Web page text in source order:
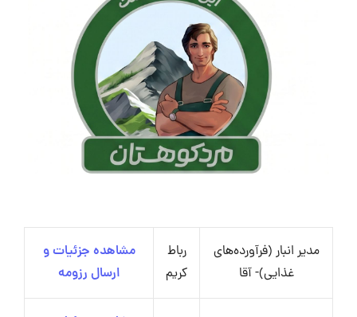
مدیر انبار (فرآورده‌های
غذایی)- آقا
رباط
کریم
مشاهده جزئیات و
ارسال رزومه